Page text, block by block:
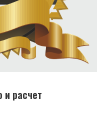
и расчет